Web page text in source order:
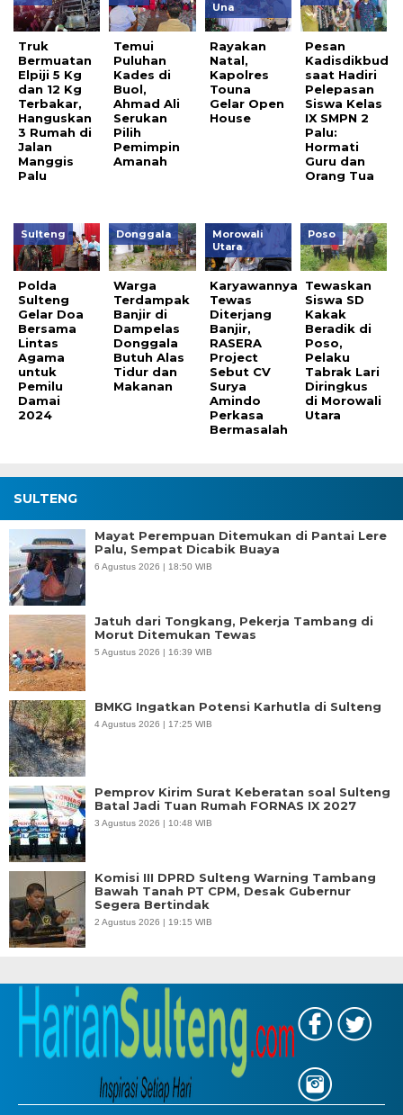
Truk
Bermuatan
Elpiji 5 Kg
dan 12 Kg
Terbakar,
Hanguskan
3 Rumah di
Jalan
Manggis
Palu
Temui
Puluhan
Kades di
Buol,
Ahmad Ali
Serukan
Pilih
Pemimpin
Amanah
Una
Rayakan
Natal,
Kapolres
Touna
Gelar Open
House
Pesan
Kadisdikbud
saat Hadiri
Pelepasan
Siswa Kelas
IX SMPN 2
Palu:
Hormati
Guru dan
Orang Tua
Sulteng
Polda
Sulteng
Gelar Doa
Bersama
Lintas
Agama
untuk
Pemilu
Damai
2024
Donggala
Warga
Terdampak
Banjir di
Dampelas
Donggala
Butuh Alas
Tidur dan
Makanan
Morowali
Utara
Karyawannya
Tewas
Diterjang
Banjir,
RASERA
Project
Sebut CV
Surya
Amindo
Perkasa
Bermasalah
Poso
Tewaskan
Siswa SD
Kakak
Beradik di
Poso,
Pelaku
Tabrak Lari
Diringkus
di Morowali
Utara
SULTENG
Mayat Perempuan Ditemukan di Pantai Lere
Palu, Sempat Dicabik Buaya
6 Agustus 2026 | 18:50 WIB
Jatuh dari Tongkang, Pekerja Tambang di
Morut Ditemukan Tewas
5 Agustus 2026 | 16:39 WIB
BMKG Ingatkan Potensi Karhutla di Sulteng
4 Agustus 2026 | 17:25 WIB
Pemprov Kirim Surat Keberatan soal Sulteng
Batal Jadi Tuan Rumah FORNAS IX 2027
3 Agustus 2026 | 10:48 WIB
Komisi III DPRD Sulteng Warning Tambang
Bawah Tanah PT CPM, Desak Gubernur
Segera Bertindak
2 Agustus 2026 | 19:15 WIB